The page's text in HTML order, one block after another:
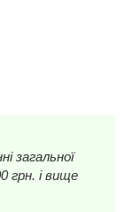
загальної
грн. і вище